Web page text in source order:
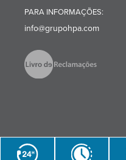
PARA INFORMAÇÕES:
info@grupohpa.com